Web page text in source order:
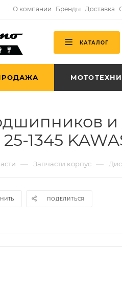
О компании Бренды Доставка
КАТАЛОГ
и
1345
— Запчасти корпус —
ПОДЕЛИТЬСЯ